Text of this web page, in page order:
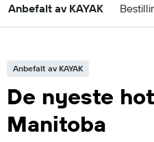
Anbefalt av KAYAK
Anbefalt av KAYAK
De nyeste
Manitoba